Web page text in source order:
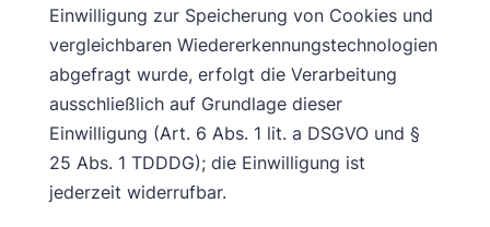
Einwilligung zur Speicherung von Cookies und
vergleichbaren Wiedererkennungstechnologien
abgefragt wurde, erfolgt die Verarbeitung
ausschließlich auf Grundlage dieser
Einwilligung (Art. 6 Abs. 1 lit. a DSGVO und §
25 Abs. 1 TDDDG); die Einwilligung ist
jederzeit widerrufbar.